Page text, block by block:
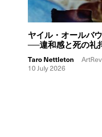
ヤイル・オールバ
──違和感と死の礼
Taro Nettleton
10 July 2026